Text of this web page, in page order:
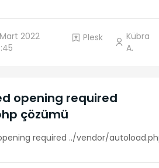
2022
Plesk
Kübra
A.
opening required
çözümü
required ../vendor/